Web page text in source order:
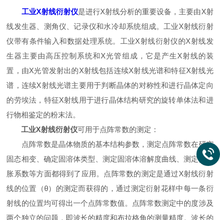
工业X射线衍射仪是进行X射线分析的重要设备，主要由X射
线发生器、测角仪、记录仪和水冷却系统组成。工业X射线衍射
仪带有条件输入和数据处理系统。工业X射线衍射仪的X射线发
生器主要由高压控制系统和X光管组成，它是产生X射线的装
置，由X光管发射出的X射线包括连续X射线光谱和特征X射线光
谱，连续X射线光谱主要用于判断晶体的对称性和进行晶体定向
的劳埃法，特征X射线用于进行晶体结构研究的旋转单体法和进
行物相鉴定的粉末法。
工业X射线衍射仪可用于点阵常数的测定：
点阵常数是晶体物质的基本结构参数，测定点阵常数在研究
固态相变、确定固溶体类型、测定固溶体溶解度曲线、测定热膨
胀系数等方面都得到了应用。点阵常数的测定是通过X射线衍射
线的位置（θ）的测定而获得的，通过测定衍射花样中每一条衍
射线的位置均可得出一个点阵常数值。点阵常数测定中的度涉及
两个独立的问题，即波长的精度和布拉格角的测量精度。波长的